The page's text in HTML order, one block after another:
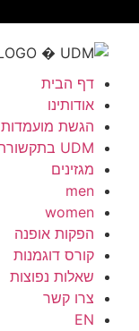
דף הבית
אודותינו
הגשת מועמדות
UDM בתקשורת
מגזינים
men
women
הפקות אופנה
קורס דוגמנות
שאלות נפוצות
צרו קשר
EN